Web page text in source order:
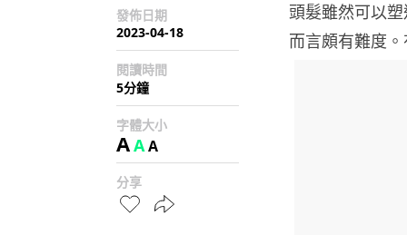
發佈日期
2023-04-18
閱讀時間
5分鐘
字體大小
AAA
分享
頭髮雖然可以
而言頗有難度